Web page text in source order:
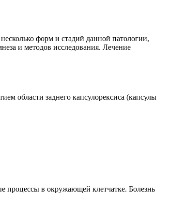
форм и стадий данной патологии,
и методов исследования. Лечение
области заднего капсулорексиса (капсулы
процессы в окружающей клетчатке. Болезнь